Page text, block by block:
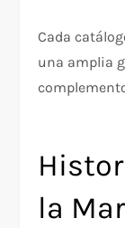
Cada
una amplia
la